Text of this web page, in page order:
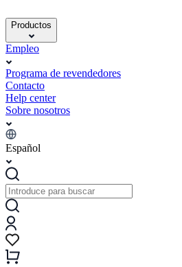
Productos
Empleo
Programa de revendedores
Contacto
Help center
Sobre nosotros
Español